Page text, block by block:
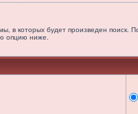
в которых будет произведен поиск.
опцию ниже.